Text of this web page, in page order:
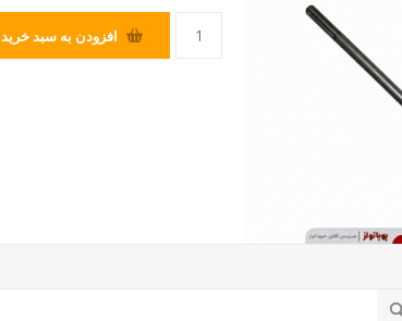
افزودن به سبد خرید